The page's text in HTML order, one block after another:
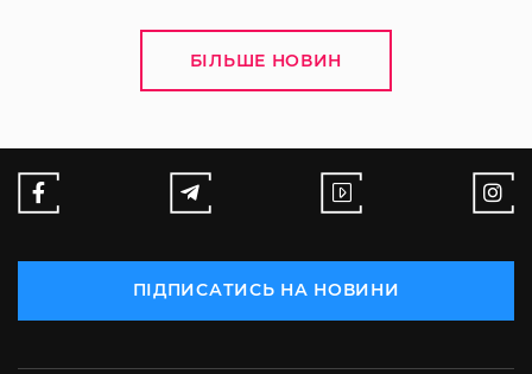
БІЛЬШЕ НОВИН
ПІДПИСАТИСЬ НА НОВИНИ